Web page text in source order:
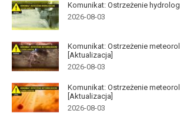
Komunikat: Ostrzeżenie
2026-08-03
Komunikat: Ostrzeżenie
[Aktualizacja]
2026-08-03
Komunikat: Ostrzeżenie
[Aktualizacja]
2026-08-03